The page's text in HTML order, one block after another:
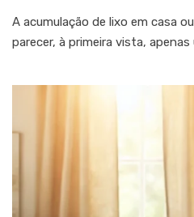
A acumulação de lixo em casa
parecer, à primeira vista, apenas